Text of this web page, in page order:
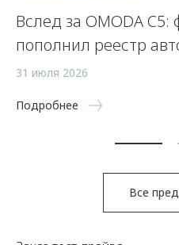
Вслед за OMODA C5:
пополнил реестр
31 июля 2026
Подробнее
Все